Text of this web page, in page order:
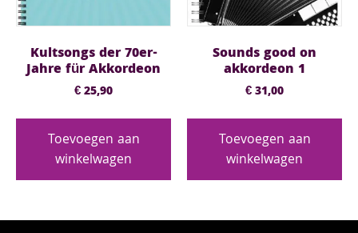
Kultsongs der 70er-
Jahre für Akkordeon
€25,90
Toevoegen aan
winkelwagen
Sounds good on
akkordeon 1
€31,00
Toevoegen aan
winkelwagen